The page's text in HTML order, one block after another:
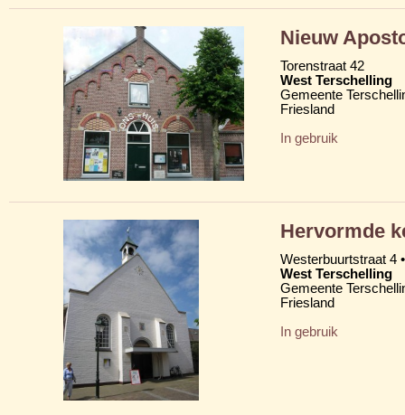
Nieuw
Torenstraat 42
West Terschelling
Gemeente
Friesland
In gebruik
Hervormde
Westerbuurtstraat 4
West Terschelling
Gemeente
Friesland
In gebruik